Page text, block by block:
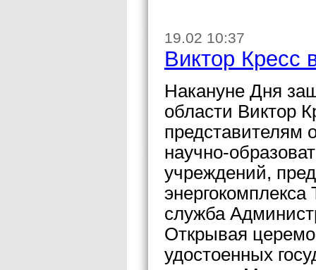
19.02 10:37
Виктор Кресс
Накануне Дня
области Виктор
представителям
научно-
учреждений,
служба
Открывая
удостоенных